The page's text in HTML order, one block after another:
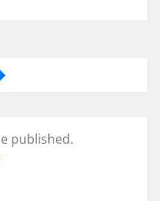
published.